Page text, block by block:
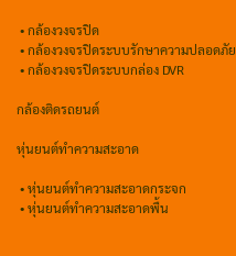
•กล้องวงจรปิด
•กล้องวงจรปิดระบบรักษาความปลอดภัย
• กล้องวงจรปิดระบบกล่อง DVR
กล้องติดรถยนต์
หุ่นยนต์ทำความสะอาด
•หุ่นยนต์ทำความสะอาดกระจก
•หุ่นยนต์ทำความสะอาดพื้น